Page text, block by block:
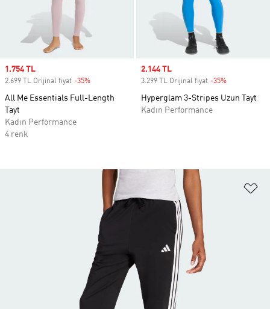
Sale price
1.754 TL
2.699 TL Orijinal fiyat -35%
All Me Essentials Full-Length
Tayt
Kadın Performance
4 renk
Sale price
2.144 TL
3.299 TL Orijinal fiyat -35%
Hyperglam 3-Stripes Uzun Tayt
Kadın Performance